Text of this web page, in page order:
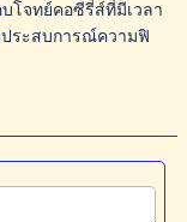
โจทย์คอซีรี่ส์ที่มีเวลา
ระสบการณ์ความฟิ